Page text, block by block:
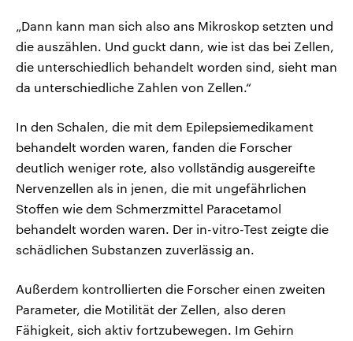
„Dann kann man sich also ans Mikroskop setzten und
die auszählen. Und guckt dann, wie ist das bei Zellen,
die unterschiedlich behandelt worden sind, sieht man
da unterschiedliche Zahlen von Zellen.“
In den Schalen, die mit dem Epilepsiemedikament
behandelt worden waren, fanden die Forscher
deutlich weniger rote, also vollständig ausgereifte
Nervenzellen als in jenen, die mit ungefährlichen
Stoffen wie dem Schmerzmittel Paracetamol
behandelt worden waren. Der in-vitro-Test zeigte die
schädlichen Substanzen zuverlässig an.
Außerdem kontrollierten die Forscher einen zweiten
Parameter, die Motilität der Zellen, also deren
Fähigkeit, sich aktiv fortzubewegen. Im Gehirn